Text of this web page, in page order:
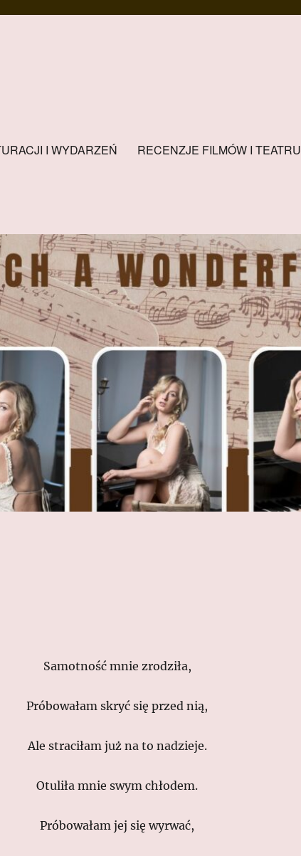
I WYDARZEŃ RECENZJE FILMÓW I TEATRU
Samotność mnie zrodziła,
Próbowałam skryć się przed nią,
Ale straciłam już na to nadzieje.
Otuliła mnie swym chłodem.
Próbowałam jej się wyrwać,